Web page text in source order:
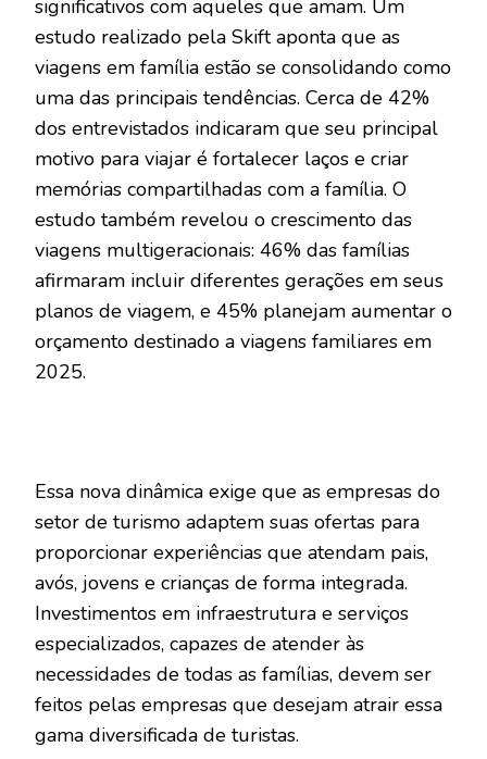
significativos com aqueles que amam. Um
estudo realizado pela Skift aponta que as
viagens em família estão se consolidando como
uma das principais tendências. Cerca de 42%
dos entrevistados indicaram que seu principal
motivo para viajar é fortalecer laços e criar
memórias compartilhadas com a família. O
estudo também revelou o crescimento das
viagens multigeracionais: 46% das famílias
afirmaram incluir diferentes gerações em seus
planos de viagem, e 45% planejam aumentar o
orçamento destinado a viagens familiares em
2025.
Essa nova dinâmica exige que as empresas do
setor de turismo adaptem suas ofertas para
proporcionar experiências que atendam pais,
avós, jovens e crianças de forma integrada.
Investimentos em infraestrutura e serviços
especializados, capazes de atender às
necessidades de todas as famílias, devem ser
feitos pelas empresas que desejam atrair essa
gama diversificada de turistas.